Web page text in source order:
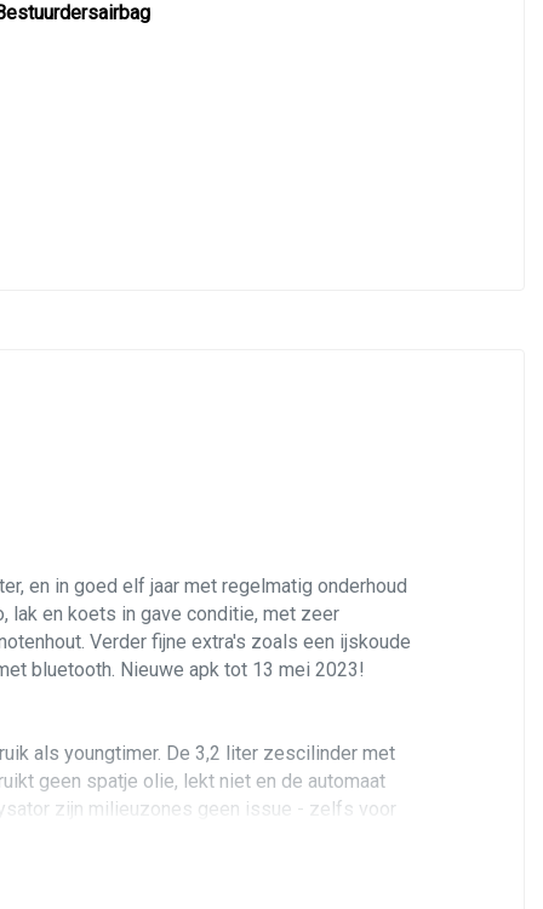
en in goed elf jaar met regelmatig onderhoud
lak en koets in gave conditie, met zeer
Verder fijne extra's zoals een ijskoude
bluetooth. Nieuwe apk tot 13 mei 2023!
als youngtimer. De 3,2 liter zescilinder met
geen spatje olie, lekt niet en de automaat
zijn milieuzones geen issue - zelfs voor